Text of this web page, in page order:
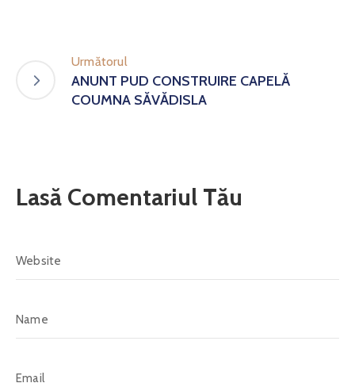
Următorul
ANUNT PUD CONSTRUIRE CAPELĂ
COUMNA SĂVĂDISLA
Lasă Comentariul Tău